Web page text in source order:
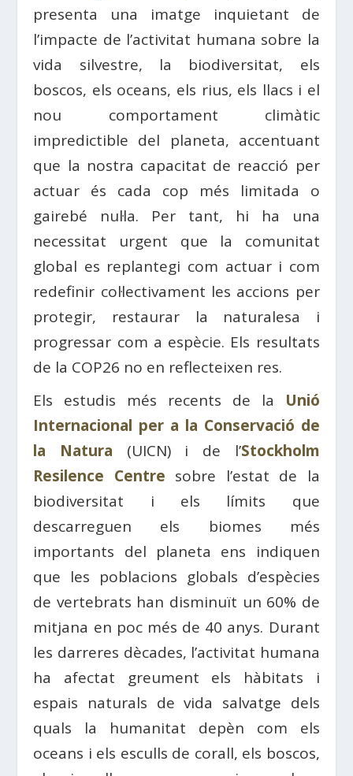
presenta una imatge inquietant de
l’impacte de l’activitat humana sobre la
vida silvestre, la biodiversitat, els
boscos, els oceans, els rius, els llacs i el
nou comportament climàtic
impredictible del planeta, accentuant
que la nostra capacitat de reacció per
actuar és cada cop més limitada o
gairebé nul·la. Per tant, hi ha una
necessitat urgent que la comunitat
global es replantegi com actuar i com
redefinir col·lectivament les accions per
protegir, restaurar la naturalesa i
progressar com a espècie. Els resultats
de la COP26 no en reflecteixen res.
Els estudis més recents de la Unió
Internacional per a la Conservació de
la Natura (UICN) i de l’Stockholm
Resilence Centre sobre l’estat de la
biodiversitat i els límits que
descarreguen els biomes més
importants del planeta ens indiquen
que les poblacions globals d’espècies
de vertebrats han disminuït un 60% de
mitjana en poc més de 40 anys. Durant
les darreres dècades, l’activitat humana
ha afectat greument els hàbitats i
espais naturals de vida salvatge dels
quals la humanitat depèn com els
oceans i els esculls de corall, els boscos,